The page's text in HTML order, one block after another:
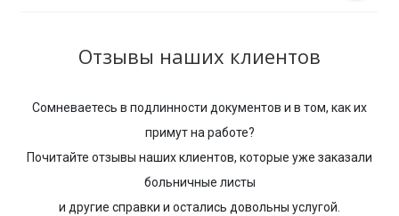
Отзывы наших клиентов
Сомневаетесь в подлинности документов и в том, как их
примут на работе?
Почитайте отзывы наших клиентов, которые уже заказали
больничные листы
и другие справки и остались довольны услугой.